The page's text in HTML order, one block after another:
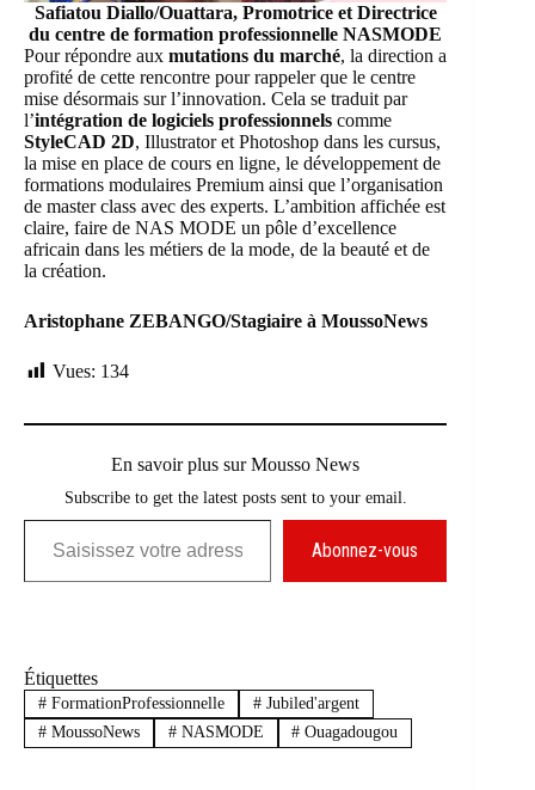
Safiatou Diallo/Ouattara, Promotrice et Directrice
du centre de formation professionnelle NASMODE
Pour répondre aux mutations du marché, la direction a
profité de cette rencontre pour rappeler que le centre
mise désormais sur l’innovation. Cela se traduit par
l’intégration de logiciels professionnels comme
StyleCAD 2D, Illustrator et Photoshop dans les cursus,
la mise en place de cours en ligne, le développement de
formations modulaires Premium ainsi que l’organisation
de master class avec des experts. L’ambition affichée est
claire, faire de NAS MODE un pôle d’excellence
africain dans les métiers de la mode, de la beauté et de
la création.
Aristophane ZEBANGO/Stagiaire à MoussoNews
Vues: 134
En savoir plus sur Mousso News
Subscribe to get the latest posts sent to your email.
Saisissez votre adresse e-mail…
Abonnez-vous
Étiquettes
#FormationProfessionnelle #Jubiled'argent
#MoussoNews #NASMODE # Ouagadougou